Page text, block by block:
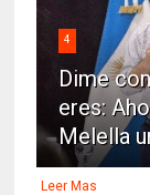
4
Dime
eres:
Melella
Leer Mas